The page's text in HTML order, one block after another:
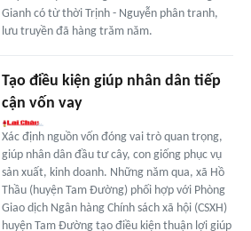
Gianh có từ thời Trịnh - Nguyễn phân tranh,
lưu truyền đã hàng trăm năm.
Tạo điều kiện giúp nhân dân tiếp
cận vốn vay
Xác định nguồn vốn đóng vai trò quan trọng,
giúp nhân dân đầu tư cây, con giống phục vụ
sản xuất, kinh doanh. Những năm qua, xã Hồ
Thầu (huyện Tam Đường) phối hợp với Phòng
Giao dịch Ngân hàng Chính sách xã hội (CSXH)
huyện Tam Đường tạo điều kiện thuận lợi giúp